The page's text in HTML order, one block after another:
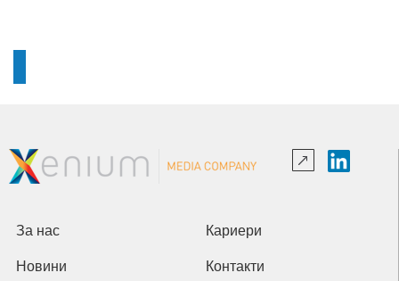
За нас Кариери
Новини Контакти